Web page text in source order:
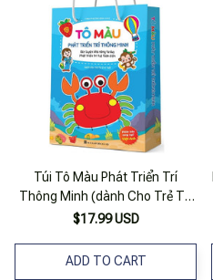
Túi Tô Màu Phát Triển Trí
Thông Minh (dành Cho Trẻ Từ
2-6 Tuổi) (song Ngữ Việt Anh)
$17.99 USD
ADD TO CART